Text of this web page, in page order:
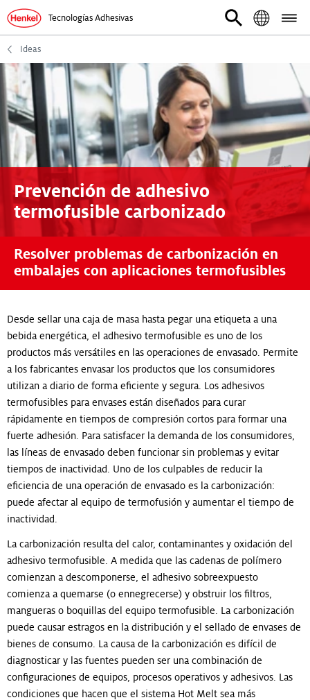
Tecnologías Adhesivas
Ideas
Prevención de adhesivo
termofusible carbonizado
Resolver problemas de carbonización en
embalajes con aplicaciones termofusibles
Desde sellar una caja de masa hasta pegar una etiqueta a una
bebida energética, el adhesivo termofusible es uno de los
productos más versátiles en las operaciones de envasado. Permite
a los fabricantes envasar los productos que los consumidores
utilizan a diario de forma eficiente y segura. Los adhesivos
termofusibles para envases están diseñados para curar
rápidamente en tiempos de compresión cortos para formar una
fuerte adhesión. Para satisfacer la demanda de los consumidores,
las líneas de envasado deben funcionar sin problemas y evitar
tiempos de inactividad. Uno de los culpables de reducir la
eficiencia de una operación de envasado es la carbonización:
puede afectar al equipo de termofusión y aumentar el tiempo de
inactividad.
La carbonización resulta del calor, contaminantes y oxidación del
adhesivo termofusible. A medida que las cadenas de polímero
comienzan a descomponerse, el adhesivo sobreexpuesto
comienza a quemarse (o ennegrecerse) y obstruir los filtros,
mangueras o boquillas del equipo termofusible. La carbonización
puede causar estragos en la distribución y el sellado de envases de
bienes de consumo. La causa de la carbonización es difícil de
diagnosticar y las fuentes pueden ser una combinación de
configuraciones de equipos, procesos operativos y adhesivos. Las
condiciones que hacen que el sistema Hot Melt sea más